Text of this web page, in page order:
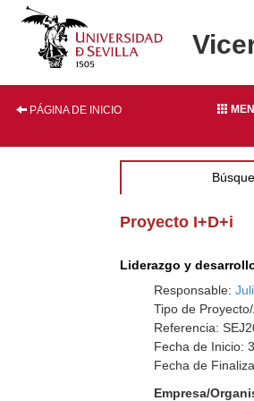
PÁGINA DE INICIO
Proyecto I+D+i
Liderazgo y
Responsable:
Tipo de
Referencia:
Fecha de Inicio:
Fecha de
Empresa/